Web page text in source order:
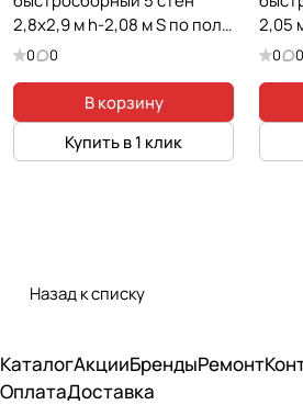
2,8х2,9 м h-2,08 м S по полу
5,6 кв.м
0 0
В корзину
Купить в 1 клик
2,05
0 0
Назад к списку
КаталогАкцииБрендыРемонт
ОплатаДоставка